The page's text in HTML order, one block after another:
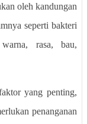
oleh kandungan
seperti bakteri
warna, rasa, bau,
yang penting,
penanganan